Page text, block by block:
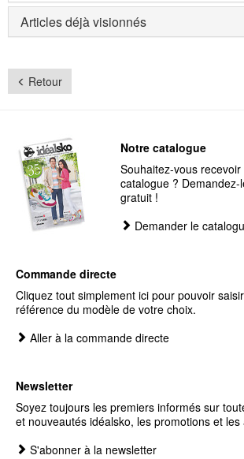
Articles déjà visionnés
Retour
Notre catalogue
Souhaitez-vous
catalogue ?
gratuit !
Demander le
Commande directe
Cliquez tout simplement ici pour pouvoir
référence du modèle de votre choix.
Aller à la commande directe
Newsletter
Soyez toujours les premiers informés sur
et nouveautés idéalsko, les promotions et les
S'abonner à la newsletter